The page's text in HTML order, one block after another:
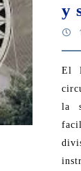
y
El Banco Central de Venezuela emitió una
la